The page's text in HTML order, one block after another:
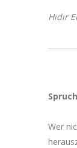
Hıdır
Spruch
Wer